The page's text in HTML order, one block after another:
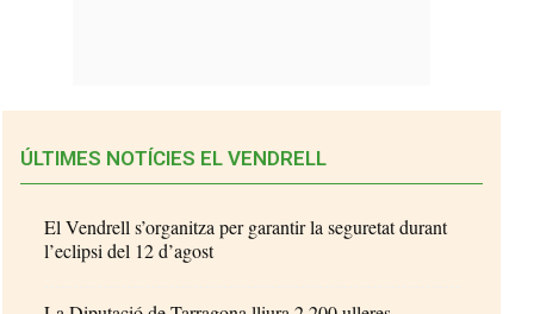
ÚLTIMES NOTÍCIES EL VENDRELL
El Vendrell s’organitza per garantir la seguretat durant
l’eclipsi del 12 d’agost